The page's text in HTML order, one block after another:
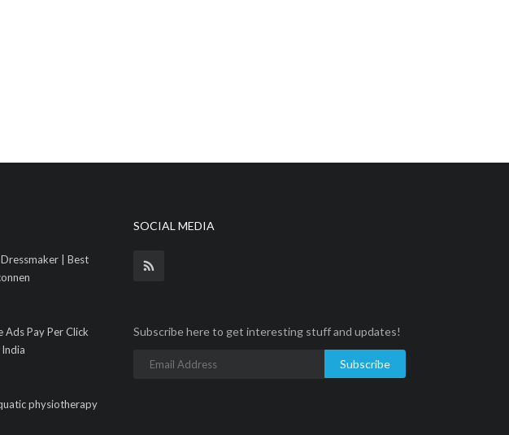
| Best
Pay Per Click
India
physiotherapy
SOCIAL MEDIA
Subscribe here to get interesting stuff and updates!
Subscribe